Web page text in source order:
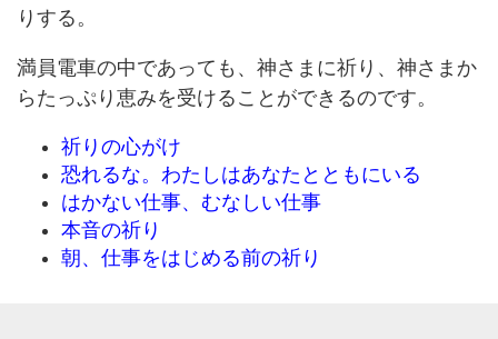
りする。
満員電車の中であっても、神さまに祈り、神さまか
らたっぷり恵みを受けることができるのです。
祈りの心がけ
恐れるな。わたしはあなたとともにいる
はかない仕事、むなしい仕事
本音の祈り
朝、仕事をはじめる前の祈り